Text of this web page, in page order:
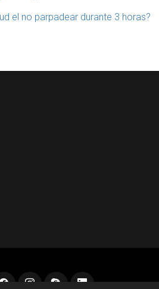
el no parpadear durante 3 horas?